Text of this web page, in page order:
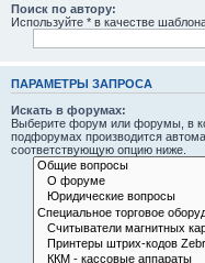
Поиск по автору:
Используйте * в качестве
ПАРАМЕТРЫ ЗАПРОСА
Искать в форумах:
Выберите форум или форумы, в
подфорумах производится
соответствующую опцию ниже.